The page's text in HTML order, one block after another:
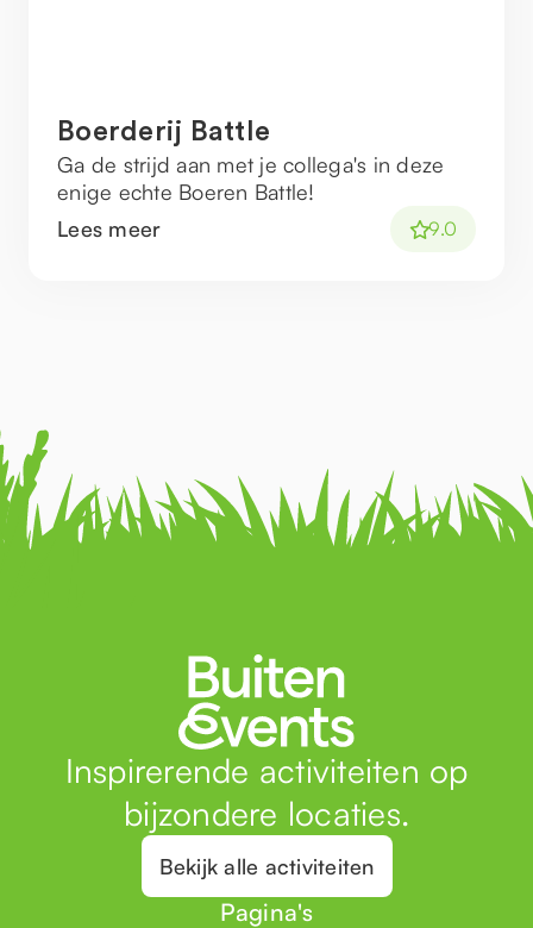
Boerderij Battle
Ga de strijd aan met je collega's in deze
enige echte Boeren Battle!
Lees meer
9.0
Inspirerende activiteiten op
bijzondere locaties.
Bekijk alle activiteiten
Pagina's